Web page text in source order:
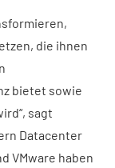
die ihnen
bietet sowie
sagt
Datacenter
VMware haben